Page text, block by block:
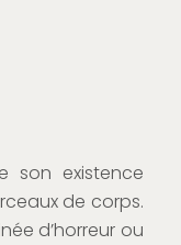
son existence
de corps.
d’horreur ou